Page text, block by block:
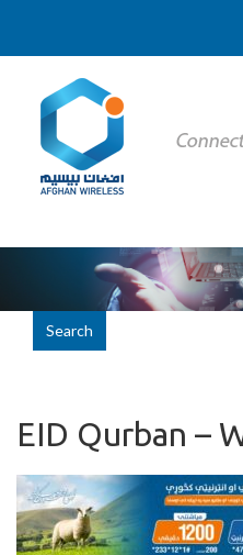
Search
EID Qurban –